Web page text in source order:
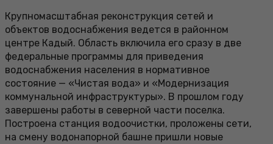
Крупномасштабная реконструкция сетей и
объектов водоснабжения ведется в районном
центре Кадый. Область включила его сразу в две
федеральные программы для приведения
водоснабжения населения в нормативное
состояние — «Чистая вода» и «Модернизация
коммунальной инфраструктуры». В прошлом году
завершены работы в северной части поселка.
Построена станция водоочистки, проложены сети,
на смену водонапорной башне пришли новые